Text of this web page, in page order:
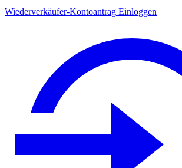
Wiederverkäufer-Kontoantrag Einloggen